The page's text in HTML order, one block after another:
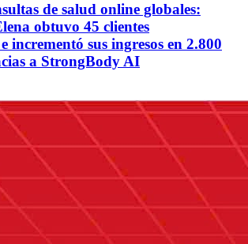
de salud online globales:
obtuvo 45 clientes
incrementó sus ingresos en 2.800
a StrongBody AI